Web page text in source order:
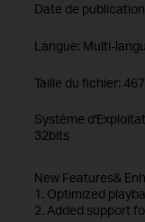
Date de
Langue: Multi-
Taille du fichier:
Système
32bits
New Features&
1. Optimized
2. Added support